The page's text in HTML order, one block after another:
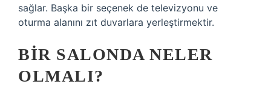
sağlar. Başka bir seçenek de televizyonu ve
oturma alanını zıt duvarlara yerleştirmektir.
BIR SALONDA NELER
OLMALI?